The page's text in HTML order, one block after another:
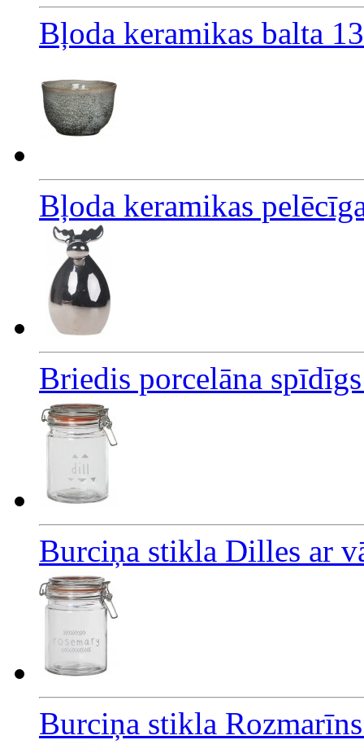
Bļoda keramikas balta
Bļoda keramikas
Briedis porcelāna
Burciņa stikla Dilles ar
Burciņa stikla